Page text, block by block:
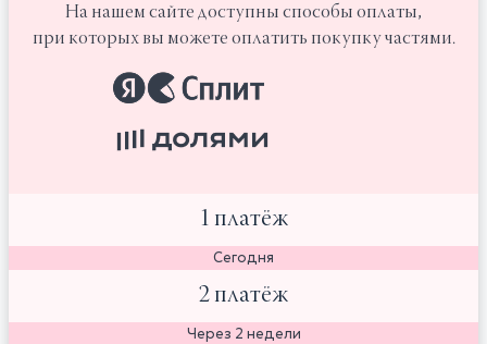
На нашем сайте доступны способы оплаты,
при которых вы можете оплатить покупку частями.
1 платёж
Сегодня
2 платёж
Через 2 недели